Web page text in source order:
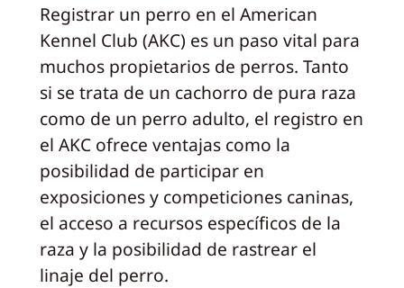
Registrar un perro en el American
Kennel Club (AKC) es un paso vital para
muchos propietarios de perros. Tanto
si se trata de un cachorro de pura raza
como de un perro adulto, el registro en
el AKC ofrece ventajas como la
posibilidad de participar en
exposiciones y competiciones caninas,
el acceso a recursos específicos de la
raza y la posibilidad de rastrear el
linaje del perro.